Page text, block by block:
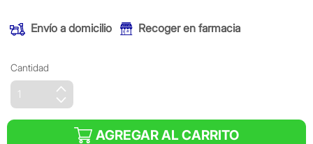
Envío a domicilio Recoger en farmacia
Cantidad
AGREGAR AL CARRITO